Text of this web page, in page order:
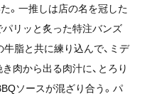
た。一推しは店の名を冠した
リッと炙った特注バンズ
脂と共に練り込んで、ミデ
肉から出る肉汁に、とろり
ソースが混ざり合う。パ